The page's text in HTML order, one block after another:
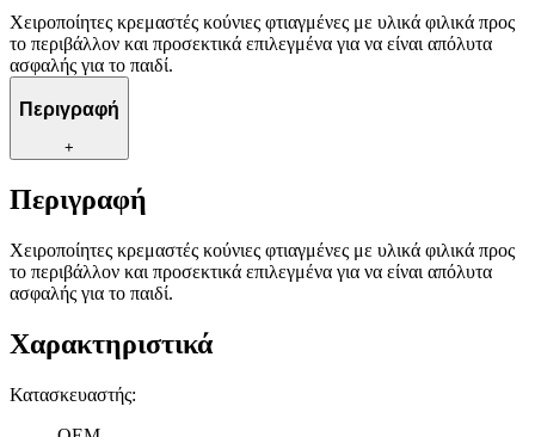
Χειροποίητες κρεμαστές κούνιες φτιαγμένες με υλικά φιλικά προς
το περιβάλλον και προσεκτικά επιλεγμένα για να είναι απόλυτα
ασφαλής για το παιδί.
Περιγραφή
+
Περιγραφή
Χειροποίητες κρεμαστές κούνιες φτιαγμένες με υλικά φιλικά προς
το περιβάλλον και προσεκτικά επιλεγμένα για να είναι απόλυτα
ασφαλής για το παιδί.
Χαρακτηριστικά
Κατασκευαστής: